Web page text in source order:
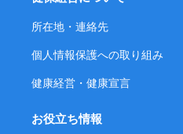
所在地・連絡先
個人情報保護への取り組み
健康経営・健康宣言
お役立ち情報